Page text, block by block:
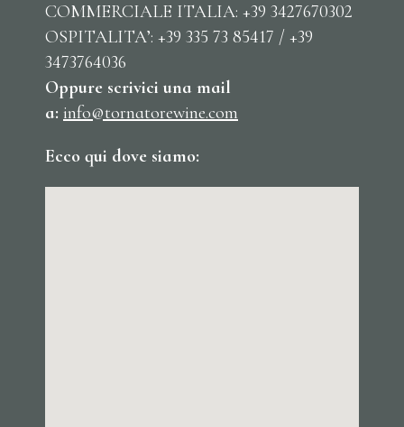
COMMERCIALE ITALIA: +39 3427670302
OSPITALITA’: +39 335 73 85417 / +39
3473764036
Oppure scrivici una mail
a: info@tornatorewine.com
Ecco qui dove siamo: